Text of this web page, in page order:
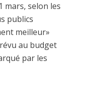
mars, selon les
publics
meilleur»
au budget
par les